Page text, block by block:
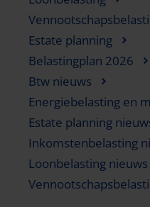
Estate planning
Belastingplan 2026
Btw nieuws
Energiebelasting en
Estate planning
Inkomstenbelasting
Loonbelasting nieuws